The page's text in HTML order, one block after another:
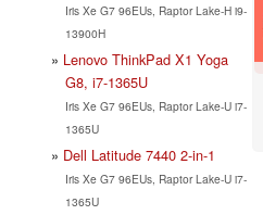
Iris Xe G7 96EUs, Raptor Lake-H i9-
13900H
Lenovo ThinkPad X1 Yoga
G8, i7-1365U
Iris Xe G7 96EUs, Raptor Lake-U i7-
1365U
Dell Latitude 7440 2-in-1
Iris Xe G7 96EUs, Raptor Lake-U i7-
1365U